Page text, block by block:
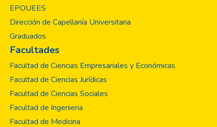
EPOUEES
Dirección de Capellanía Universitaria
Graduados
Facultades
Facultad de Ciencias Empresariales y Económicas
Facultad de Ciencias Jurídicas
Facultad de Ciencias Sociales
Facultad de Ingenieria
Facultad de Medicina